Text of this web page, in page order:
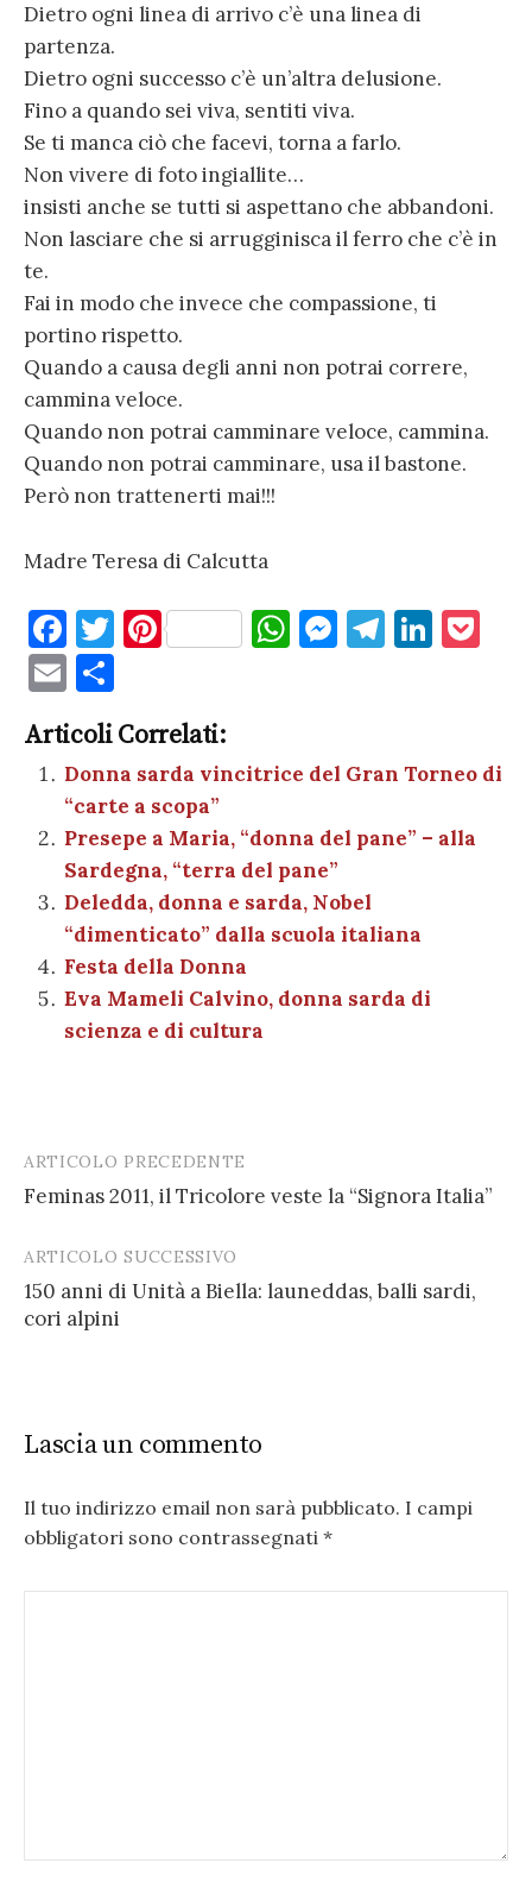
Dietro ogni linea di arrivo c’è una linea di
partenza.
Dietro ogni successo c’è un’altra delusione.
Fino a quando sei viva, sentiti viva.
Se ti manca ciò che facevi, torna a farlo.
Non vivere di foto ingiallite…
insisti anche se tutti si aspettano che abbandoni.
Non lasciare che si arrugginisca il ferro che c’è in
te.
Fai in modo che invece che compassione, ti
portino rispetto.
Quando a causa degli anni non potrai correre,
cammina veloce.
Quando non potrai camminare veloce, cammina.
Quando non potrai camminare, usa il bastone.
Però non trattenerti mai!!!
Madre Teresa di Calcutta
F
a
c
e
b
o
o
k
T
te
r
Pi
es
t
W
A
p
M
g
er
T
a
m
Li
dI
n
et
E
m
ai
l
n
di
vi
di
Articoli Correlati:
Donna sarda vincitrice del Gran Torneo di
“carte a scopa”
Presepe a Maria, “donna del pane” – alla
Sardegna, “terra del pane”
Deledda, donna e sarda, Nobel
“dimenticato” dalla scuola italiana
Festa della Donna
Eva Mameli Calvino, donna sarda di
scienza e di cultura
Post
navigation
ARTICOLO PRECEDENTE
Feminas 2011, il Tricolore veste la “Signora Italia”
ARTICOLO SUCCESSIVO
150 anni di Unità a Biella: launeddas, balli sardi,
cori alpini
Lascia un commento
Il tuo indirizzo email non sarà pubblicato. I campi
obbligatori sono contrassegnati *